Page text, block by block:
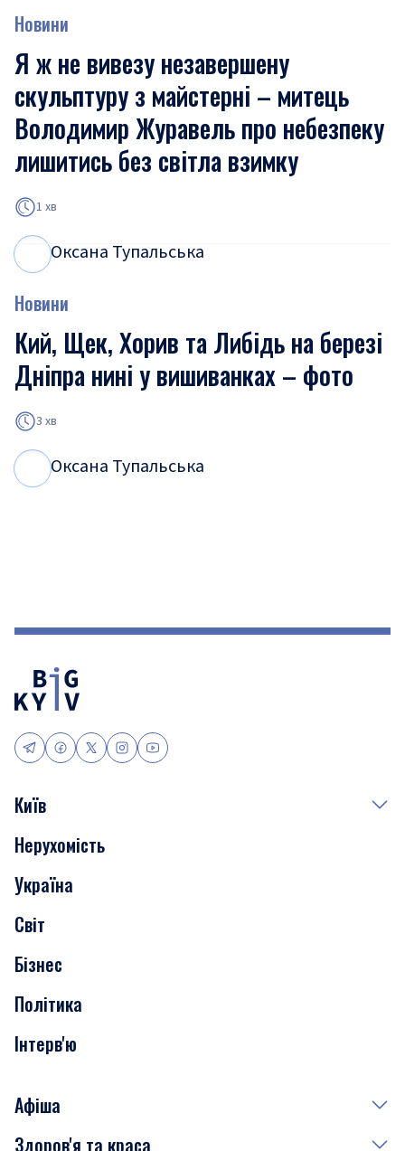
Новини
Я ж не вивезу незавершену
скульптуру з майстерні – митець
Володимир Журавель про небезпеку
лишитись без світла взимку
1 хв
Оксана Тупальська
Новини
Кий, Щек, Хорив та Либідь на березі
Дніпра нині у вишиванках – фото
3 хв
Оксана Тупальська
Київ
Події
Скандали
Нерухомість
Транспорт
Нерухомість
Україна
Світ
Бізнес
Політика
Інтерв'ю
Афіша
Здоров'я та краса